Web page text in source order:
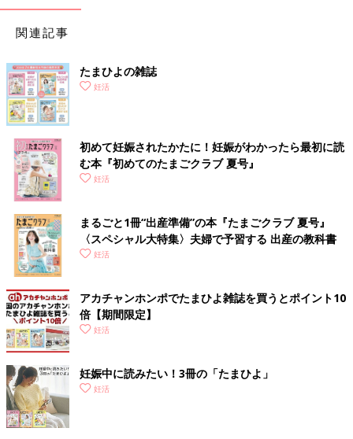
関連記事
たまひよの雑誌
妊活
初めて妊娠されたかたに！妊娠がわかったら最初に読
む本『初めてのたまごクラブ 夏号』
妊活
まるごと1冊“出産準備”の本『たまごクラブ 夏号』
〈スペシャル大特集〉夫婦で予習する 出産の教科書
妊活
アカチャンホンポでたまひよ雑誌を買うとポイント10
倍【期間限定】
妊活
妊娠中に読みたい！3冊の「たまひよ」
妊活